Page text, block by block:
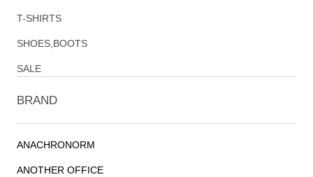
T-SHIRTS
SHOES,BOOTS
SALE
BRAND
ANACHRONORM
ANOTHER OFFICE